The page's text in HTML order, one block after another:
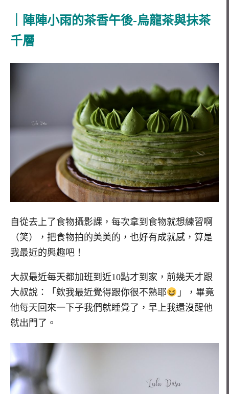
｜陣陣小雨的茶香午後-烏龍茶與抹茶
千層
自從去上了食物攝影課，每次拿到食物就想練習啊
（笑），把食物拍的美美的，也好有成就感，算是
我最近的興趣吧！
大叔最近每天都加班到近10點才到家，前幾天才跟
大叔說：「欸我最近覺得跟你很不熟耶
」，畢竟
他每天回來一下子我們就睡覺了，早上我還沒醒他
就出門了。